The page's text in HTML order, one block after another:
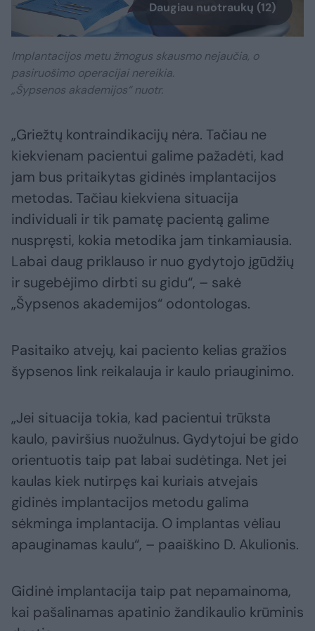
Daugiau nuotraukų (12)
Implantacijos metu žmogus skausmo nejaučia, o
pasiruošimo operacijai nereikia.
„Šypsenos akademijos“ nuotr.
„Griežtų kontraindikacijų nėra. Tačiau ne
kiekvienam pacientui galime pažadėti, kad
jam bus pritaikytas gidinės implantacijos
metodas. Tačiau kiekviena situacija
individuali ir tik pamatę pacientą galime
nuspręsti, kokia metodika jam tinkamiausia.
Labai daug priklauso ir nuo gydytojo įgūdžių
ir sugebėjimo dirbti su gidu“, – sakė
„Šypsenos akademijos“ odontologas.
Pasitaiko atvejų, kai paciento kelias gražios
šypsenos link reikalauja ir kaulo priauginimo.
„Jei situacija tokia, kad pacientui trūksta
kaulo, paviršius nuožulnus. Gydytojui be gido
orientuotis taip pat labai sudėtinga. Net jei
kaulas kiek nutirpęs kai kuriais atvejais
gidinės implantacijos metodu galima
sėkminga implantacija. O implantas vėliau
apauginamas kaulu“, – paaiškino D. Akulionis.
Gidinė implantacija taip pat nepamainoma,
kai pašalinamas apatinio žandikaulio krūminis